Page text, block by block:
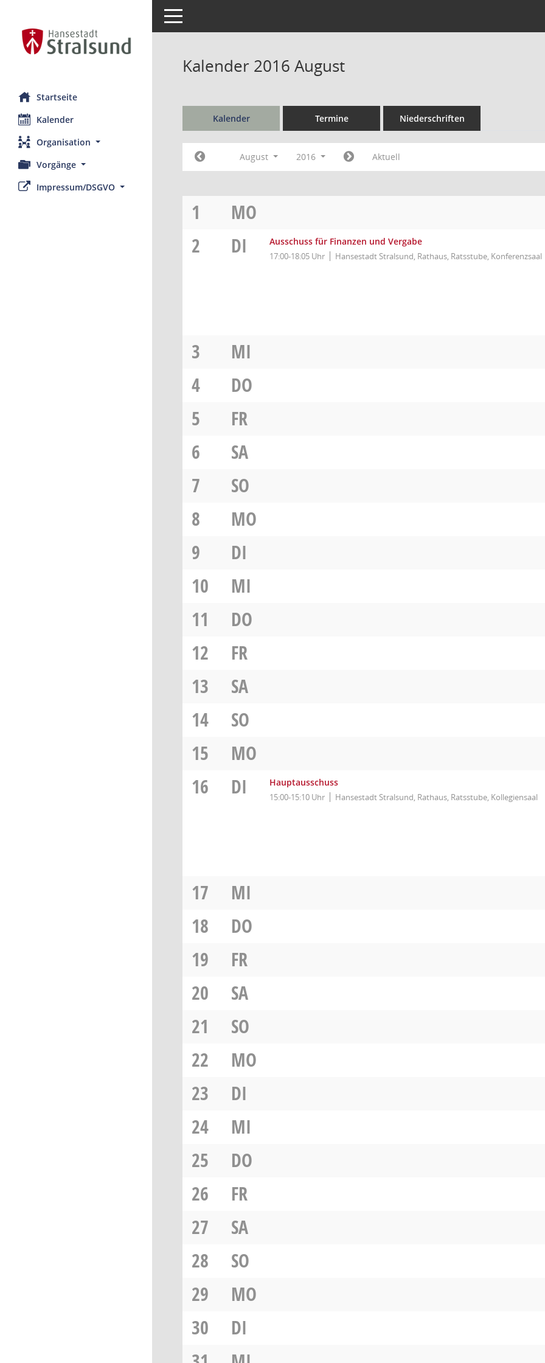
Startseite
Kalender
Organisation
Vorgänge
Impressum/DSGVO
Toggle navigation
Kalender 2016 August
Kalender Termine Niederschriften
August 2016 Aktuell
1
MO
2
DI Ausschuss für Finanzen und Vergabe
17:00-18:05 Uhr Hansestadt Stralsund, Rathaus, Ratsstube, Konferenzsaal
3
MI
4
DO
5
FR
6
SA
7
SO
8
MO
9
DI
10
MI
11
DO
12
FR
13
SA
14
SO
15
MO
16
DI Hauptausschuss
15:00-15:10 Uhr Hansestadt Stralsund, Rathaus, Ratsstube, Kollegiensaal
17
MI
18
DO
19
FR
20
SA
21
SO
22
MO
23
DI
24
MI
25
DO
26
FR
27
SA
28
SO
29
MO
30
DI